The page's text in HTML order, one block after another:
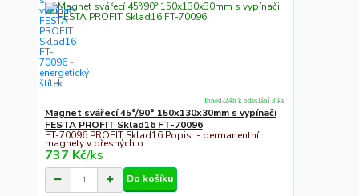
Magnet svářecí 45°/90° 150x130x30mm s vypínači
FESTA PROFIT Sklad16 FT-70096
FT-70096 PROFIT Sklad16 Popis: - permanentní
magnety v přesných o...
737 Kč/ks
Ihned-24h k odeslání 3 ks
Do košíku